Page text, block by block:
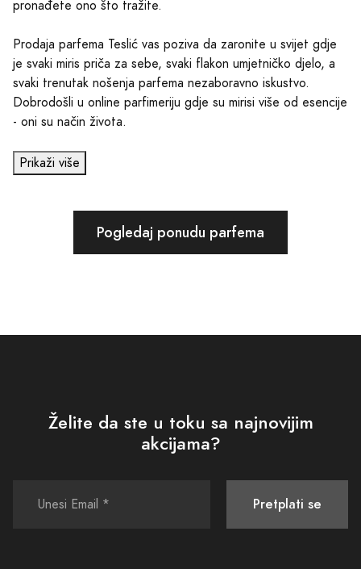
pronađete ono što tražite.
Prodaja parfema Teslić vas poziva da zaronite u svijet gdje
je svaki miris priča za sebe, svaki flakon umjetničko djelo, a
svaki trenutak nošenja parfema nezaboravno iskustvo.
Dobrodošli u online parfimeriju gdje su mirisi više od esencije
- oni su način života.
Prikaži više
Pogledaj ponudu parfema
Želite da ste u toku sa najnovijim
akcijama?
Pretplati se